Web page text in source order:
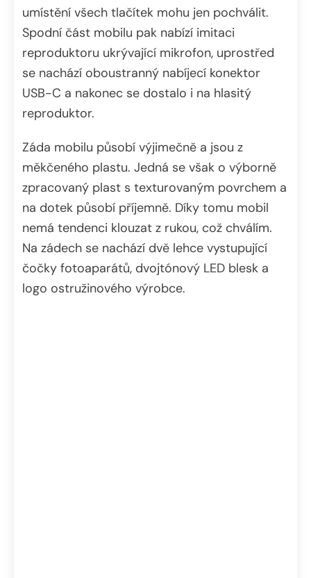
umístění všech tlačítek mohu jen pochválit.
Spodní část mobilu pak nabízí imitaci
reproduktoru ukrývající mikrofon, uprostřed
se nachází oboustranný nabíjecí konektor
USB-C a nakonec se dostalo i na hlasitý
reproduktor.
Záda mobilu působí výjimečně a jsou z
měkčeného plastu. Jedná se však o výborně
zpracovaný plast s texturovaným povrchem a
na dotek působí příjemně. Díky tomu mobil
nemá tendenci klouzat z rukou, což chválím.
Na zádech se nachází dvě lehce vystupující
čočky fotoaparátů, dvojtónový LED blesk a
logo ostružinového výrobce.